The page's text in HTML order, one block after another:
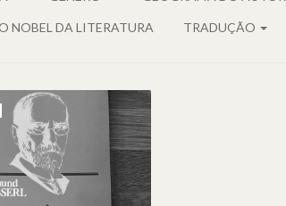
NOBEL DA LITERATURA TRADUÇÃO
DE
DE EDMUND